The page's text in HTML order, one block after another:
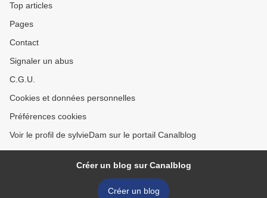
Top articles
Pages
Contact
Signaler un abus
C.G.U.
Cookies et données personnelles
Préférences cookies
Voir le profil de sylvieDam sur le portail Canalblog
Créer un blog sur Canalblog
Créer un blog